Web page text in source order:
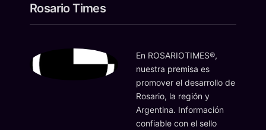
Rosario Times
En ROSARIOTIMES®,
nuestra premisa es
promover el desarrollo de
Rosario, la región y
Argentina. Información
confiable con el sello